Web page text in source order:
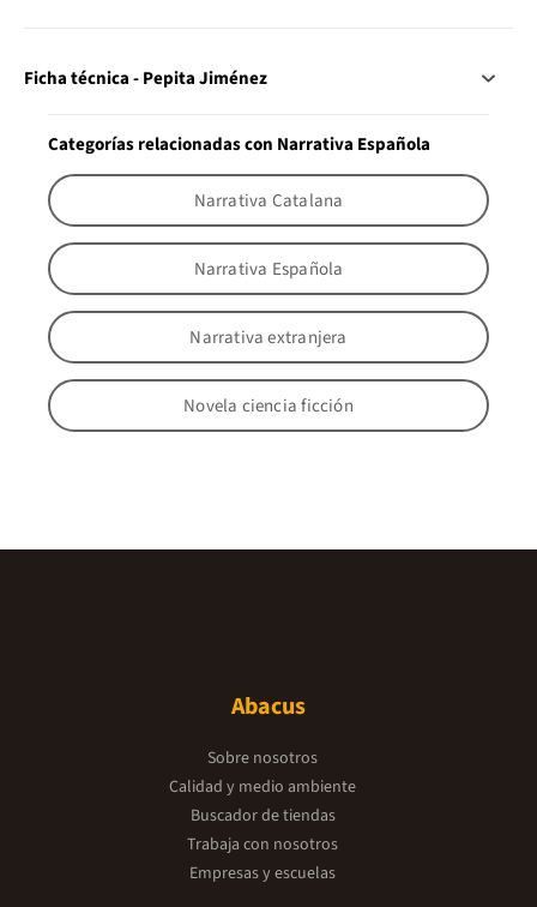
Ficha técnica - Pepita Jiménez
Categorías relacionadas con Narrativa Española
Narrativa Catalana
Narrativa Española
Narrativa extranjera
Novela ciencia ficción
Abacus
Sobre nosotros
Calidad y medio ambiente
Buscador de tiendas
Trabaja con nosotros
Empresas y escuelas